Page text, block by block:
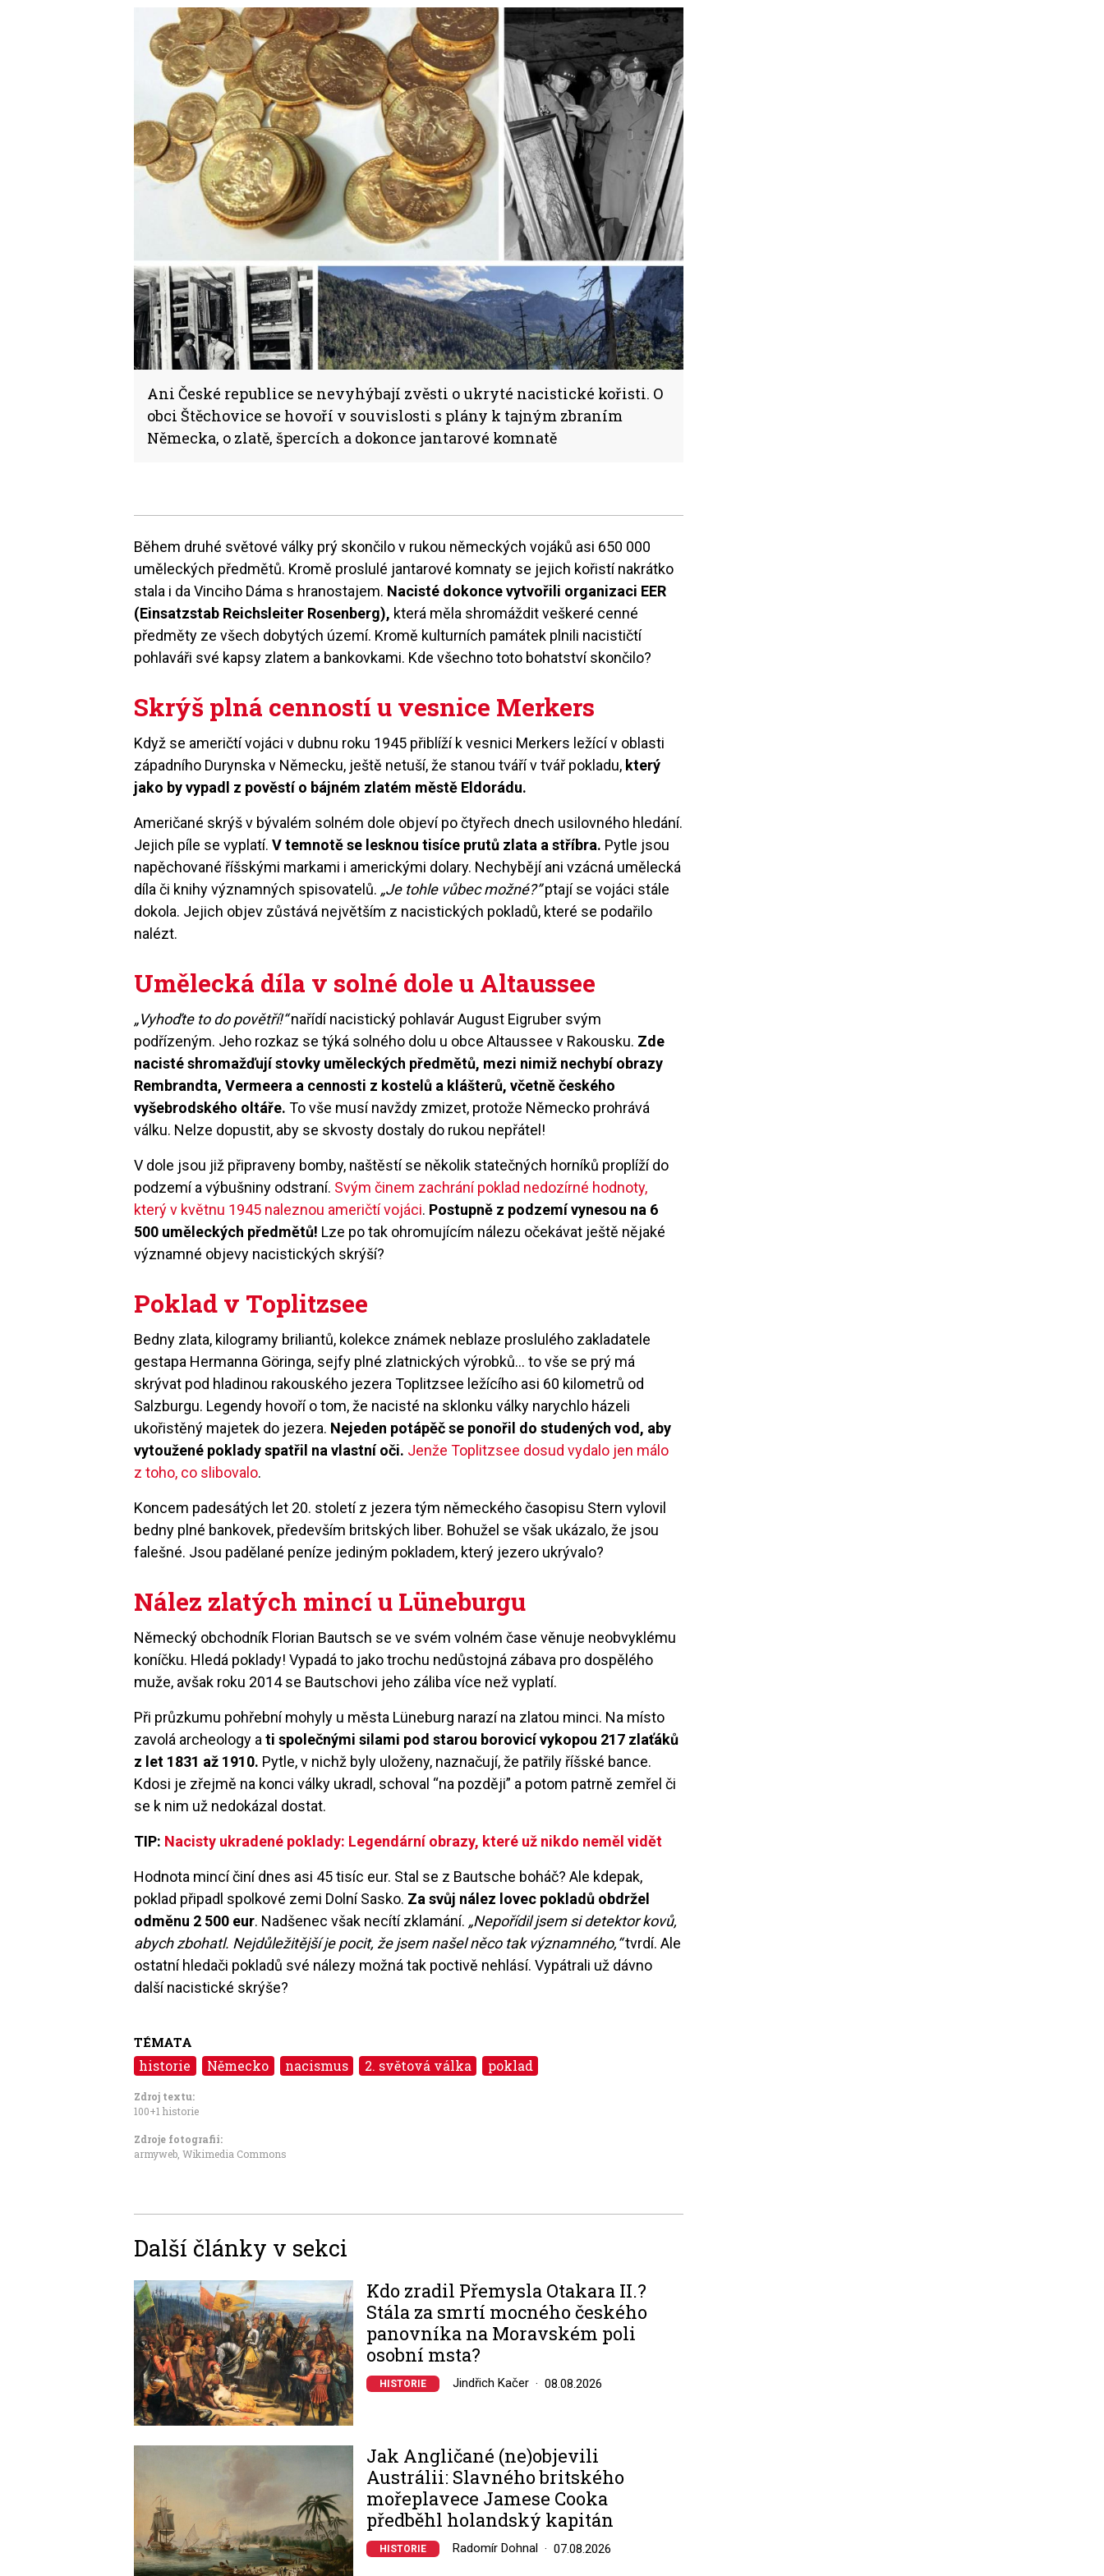
Ani České republice se nevyhýbají zvěsti o ukryté nacistické kořisti. O
obci Štěchovice se hovoří v souvislosti s plány k tajným zbraním
Německa, o zlatě, špercích a dokonce jantarové komnatě
Během druhé světovéválky prý skončilo v rukou německých vojáků asi 650 000
uměleckých předmětů. Kromě proslul é jantarové komnaty se jejich kořistí nakrátko
stala i da Vinciho Dáma s hranostajem. Nacisté dokonce vytvořili organizaci EER
(Einsatzstab Reichsleiter Rosenberg), která měla shromáždit veškeré cenné
předměty ze všech dobytých území. Kromě kulturních památek plnili nacističtí
pohlaváři své kapsy zlatem a bankovkami. Kde všechno toto bohatství skončilo?
Skrýš plná cenností u vesnice Merkers
Když se američtí vojáci v dubnu roku 1945 přibl íží k vesnici Merkers ležící v oblasti
západního Durynska v Německu, ještě netuší, že stanou tváří v tvář pokladu, který
jako by vypadl z pověstío bájném zlatém městě Eldorádu.
Američané skrýš v býval ém solném dole objevípočtyřech dnech usilovného hledání.
Jejich píle se vyplatí.V temnotě se lesknou tisíce prutů zlata a stříbra. Pytle jsou
napěchované říšskými markami i americkými dolary. Nechybějí ani vzácná umělecká
díla či knihy významných spisovatelů. „Je tohle vůbec možné?”ptají se vojáci stále
dokola. Jejich objev zůstává největším z nacistických pokladů, které se podařilo
nal ézt.
Umělecká díla v solné dole u Altaussee
„Vyhoďte todo povětří!“nařídí nacistický pohlavár August Eigruber svým
podřízeným. Jeho rozkaz se týká solného dolu u obce Altaussee v Rakousku. Zde
nacistéshromažďují stovky uměleckých předmětů, mezi nimiž nechybí obrazy
Rembrandta, Vermeera a cennosti z kostelů a klášterů, včetně českého
vyšebrodského oltáře. To vše musí navždy zmizet, protože Německo prohrává
válku. Nelze dopustit, aby se skvosty dostaly do rukou nepřátel!
V dole jsou již připraveny bomby, naštěstí se několik statečných horníků propl íží do
podzemí a výbušniny odstraní. Svým činem zachrání poklad nedozírné hodnoty,
který v květnu 1945 naleznou američtí vojáci. Postupně z podzemí vynesou na 6
500 uměleckých předmětů! Lze po tak ohromujícím nálezu očekávat ještě nějaké
významné objevy nacistických skrýší?
Poklad v Toplitzsee
Bedny zlata, kilogramy briliantů, kolekce známek neblaze proslul ého zakladatele
gestapa Hermanna Göringa, sejfy plné zlatnických výrobků…to vše se prý má
skrývat pod hladinou rakouského jezera Toplitzsee ležícího asi 60 kilometrů od
Salzburgu. Legendy hovoříotom, že nacisté na sklonku války narychlo házeli
ukořistěný majetek do jezera. Nejeden potápěč se ponořil do studených vod, aby
vytoužené poklady spatřil na vlastní oči. Jenže Toplitzsee dosud vydalo jen málo
z toho, co slibovalo.
Koncem padesátých let 20. stoletíz jezera tým německého časopisu Stern vylovil
bedny plné bankovek, především britských liber. Bohužel se však ukázalo, že jsou
falešné. Jsou padělané peníze jediným pokladem, který jezero ukrývalo?
Nález zlatých mincí u Lüneburgu
Německý obchodník Florian Bautsch se ve svém volném čase věnuje neobvykl ému
koníčku. Hledá poklady! Vypadá to jako trochu nedůstojná zábava pro dospěl ého
muže, avšak roku 2014 se Bautschovi jeho záliba více než vyplatí.
Při průzkumu pohřební mohyly u města Lüneburg narazí na zlatou minci. Na místo
zavolá archeology ati společnými silami pod starou borovicí vykopou 217 zlaťáků
z let 1831 až 1910. Pytle, v nichž byly uloženy, naznačují, že patřily říšské bance.
Kdosi je zřejmě na konci války ukradl, schoval “na později” a potom patrně zemřel či
se k nim už nedokázal dostat.
TIP: Nacisty ukradené poklady: Legendární obrazy, které už nikdo neměl vidět
Hodnota mincí činí dnes asi 45 tisíc eur. Stal se z Bautsche boháč? Ale kdepak,
poklad připadl spolkové zemi Dolní Sasko. Za svůj nález lovec pokladů obdržel
odměnu 2 500 eur. Nadšenec však necítí zklamání. „Nepořídil jsem si detektor kovů,
abych zbohatl. Nejdůležitější je pocit, že jsem našel něco tak významného,“tvrdí. Ale
ostatní hledači pokladů své nálezy možná tak poctivě nehl ásí.Vypátrali už dávno
dal ší nacistické skrýše?
TÉMATA
historie Německo nacismus 2. světová válka poklad
Zdroj textu:
100+1 historie
Zdroje fotografii:
armyweb, Wikimedia Commons
Další články v sekci
Image
Kdo zradil Přemysla Otakara II.?
Stála za smrtí mocného českého
panovníka na Moravském poli
osobní msta?
HISTORIE Jindřich Kačer 08.08.2026
Jak Angličané (ne)objevili
Austrálii: Slavného britského
mořeplavece Jamese Cooka
předběhl holandský kapitán
HISTORIE Radomír Dohnal 07.08.2026